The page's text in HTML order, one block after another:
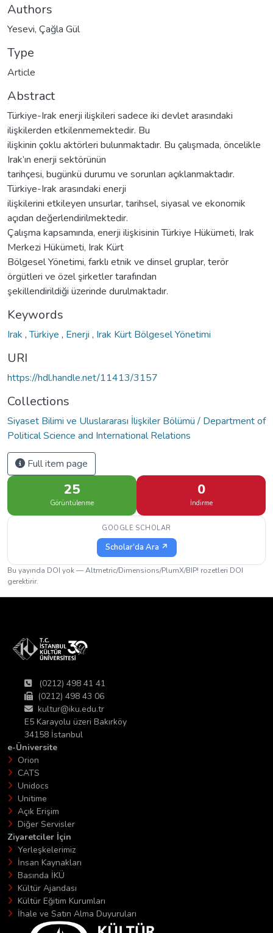
Authors
Yesevi, Çağla Gül
Type
Article
Abstract
Türkiye-Irak enerji ilişkileri sadece iki devlet arasındaki
ilişkilerden etkilenmemektedir. Bu
ilişkinin çoklu aktörleri bulunmaktadır. Bu çalışmada, öncelikle
Irak’ın enerji sektörünün
tarihçesi, bugünkü durumu ve sorunları açıklanmaktadır.
Türkiye-Irak arasındaki enerji
ilişkilerini etkileyen unsurlar, tarihsel, siyasal ve ekonomik
açıdan değerlendirilmektedir.
Çalışma kapsamında, enerji ilişkisinin Türkiye Hükümeti, Irak
Merkezi Hükümeti, Irak Kürt
Bölgesel Yönetimi, farklı etnik ve dinsel gruplar, terör
örgütleri ve özel şirketler tarafından
şekillendirildiği üzerinde durulmaktadır.
Keywords
Irak ,Türkiye , Enerji , Irak Kürt Bölgesel Yönetimi
URI
https://hdl.handle.net/11413/3157
Collections
Siyaset Bilimi ve Uluslararası İlişkiler Bölümü / Department of
Political Science and International Relations
Full item page
25
Görüntülenme
0
İndirme
GOOGLE SCHOLAR
Scholar'da Ara ↗
Bu yayında DOI yok — Altmetric/Dimensions/PlumX/BIP! rozetleri DOI
gerektirir.
(0212) 498 41 41
(0212) 498 43 06
kultur@iku.edu.tr
E5 Karayolu üzeri Bakırköy
34158 İstanbul
e-Üniversite
Orion
CATS
Unidocs
Unitime
Açık Erişim
Diğer Servisler
Ziyaretciler İçin
Yerleşkelerimiz
İnsan Kaynakları
Basında İKÜ
Kültür Ajandası
Kültür Eğitim Kurumları
İhale ve Satın Alma Duyuruları